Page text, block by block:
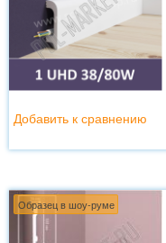
Добавить к сравнению
Образец в шоу-руме